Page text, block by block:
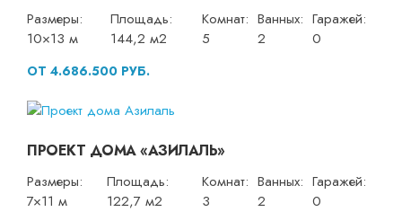
Размеры:
10×13 м
Площадь:
144,2 м2
Комнат:
5
Ванных:
2
Гаражей:
0
ОТ 4.686.500 РУБ.
ПРОЕКТ ДОМА «АЗИЛАЛЬ»
Размеры:
7×11 м
Площадь:
122,7 м2
Комнат:
3
Ванных:
2
Гаражей:
0